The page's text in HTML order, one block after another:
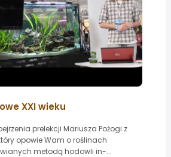
XXI wieku
prelekcji Mariusza Pożogi z
opowie Wam o roślinach
metodą hodowli in-...